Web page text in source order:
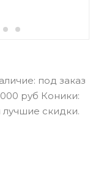
под заказ
руб Коники:
скидки.